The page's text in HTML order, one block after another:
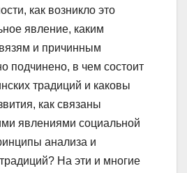
как возникло это
явление, каким
и причинным
подчинено, в чем состоит
традиций и каковы
как связаны
явлениями социальной
анализа и
На эти и многие